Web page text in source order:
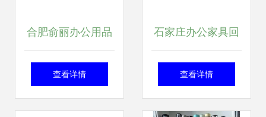
合肥俞丽办公用品
经营部——专业办
查看详情
石家庄办公家具回
收全攻略 绿色办
查看详情